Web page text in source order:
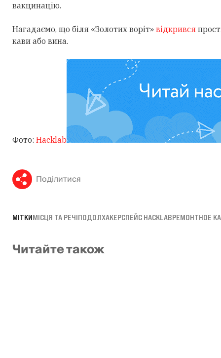
вакцинацію.
Нагадаємо, що біля «Золотих воріт» відкрився
кави або вина.
Фото: Hacklab
Поділитися
МІТКИМІСЦЯ ТА РЕЧІПОДОЛХАКЕРСПЕЙС HACKLABРЕМОНТНОЕ
Читайте також